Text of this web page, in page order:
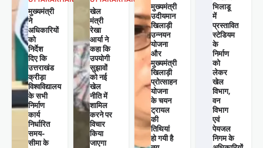
मुख्यमंत्री
ने
अधिकारियों
को
निर्देश
दिए कि
उत्तराखंड
क्रीड़ा
विश्वविद्यालय
के सभी
निर्माण
कार्य
निर्धारित
समय-
सीमा के
खेल
मंत्री
रेखा
आर्या ने
कहा कि
उपयोगी
सुझावों
को नई
खेल
नीति में
शामिल
करने पर
विचार
किया
जाएगा
मुख्यमंत्री
उदीयमान
खिलाड़ी
उन्नयन
योजना
और
मुख्यमंत्री
खिलाड़ी
प्रोत्साहन
योजना
के चयन
ट्रायल
की
तिथियां
हो गयी है
भिलाडू
में
प्रस्तावित
स्टेडियम
के
निर्माण
को
लेकर
खेल
विभाग,
वन
विभाग
एवं
पेयजल
निगम के